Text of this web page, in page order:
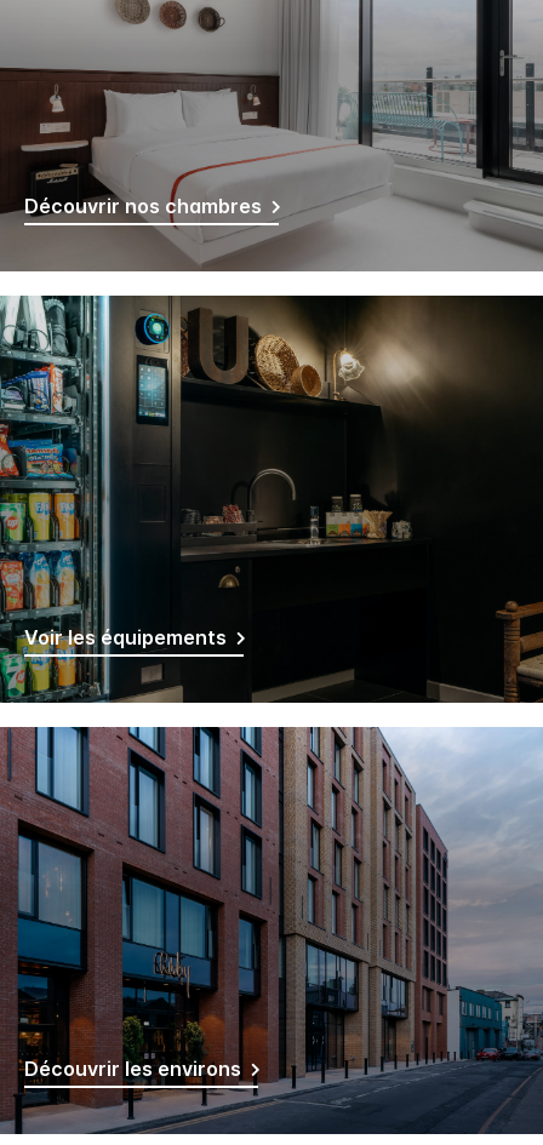
Découvrir nos chambres
Voir les équipements
Découvrir les environs